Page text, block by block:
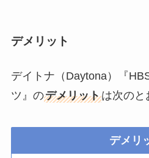
デメリット
デイトナ（Daytona）『
ツ』のデメリットは次のと
デメリ